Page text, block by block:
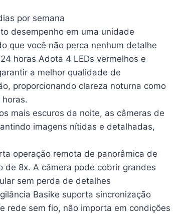
por semana
desempenho em uma unidade
que você não perca nenhum detalhe
24 horas Adota 4 LEDs vermelhos e
a melhor qualidade de
proporcionando clareza noturna como
mais escuros da noite, as câmeras de
imagens nítidas e detalhadas,
operação remota de panorâmica de
de 8x. A câmera pode cobrir grandes
sem perda de detalhes
Basike suporta sincronização
rede sem fio, não importa em condições